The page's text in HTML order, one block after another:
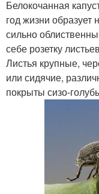
Белокочанная
год жизни
сильно
себе розетку
Листья крупные,
или сидячие,
покрыты сизо-